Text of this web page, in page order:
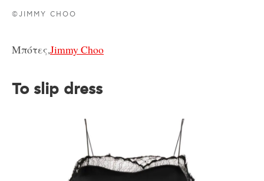
©JIMMY CHOO
Μπότες,Jimmy Choo
Το slip dress